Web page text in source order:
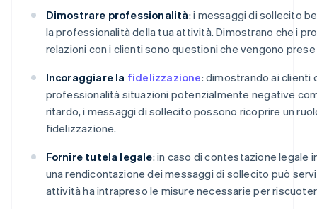
Dimostrare professionalità: i messaggi di sollecito
la professionalità della tua attività. Dimostrano che i
relazioni con i clienti sono questioni che vengono
Incoraggiare la fidelizzazione: dimostrando ai
professionalità situazioni potenzialmente negative
ritardo, i messaggi di sollecito possono ricoprire un
fidelizzazione.
Fornire tutela legale: in caso di contestazione legale
una rendicontazione dei messaggi di sollecito può
attività ha intrapreso le misure necessarie per